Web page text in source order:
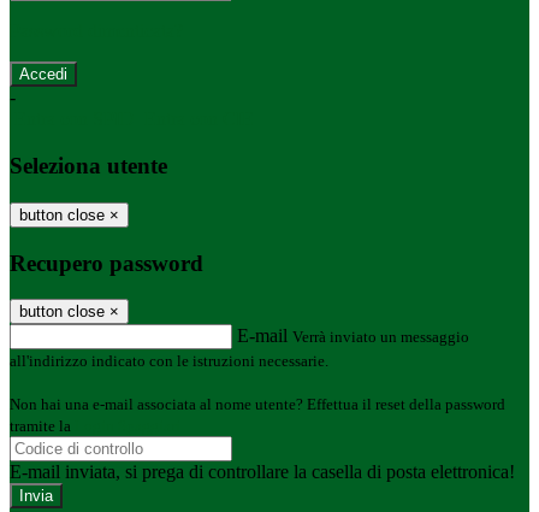
-
Seleziona utente
button close ×
Recupero password
button close ×
E-mail Verrà inviato un messaggio
all'indirizzo indicato con le istruzioni necessarie.
Non hai una e-mail associata al nome utente? Effettua il reset della password
tramite la
E-mail inviata, si prega di controllare la casella di posta elettronica!